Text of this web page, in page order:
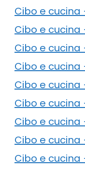
Cibo e
Cibo e cucina
Cibo e
Cibo e cucina
Cibo e
Cibo e cucina
Cibo e cucina
Cibo e cucina
Cibo e